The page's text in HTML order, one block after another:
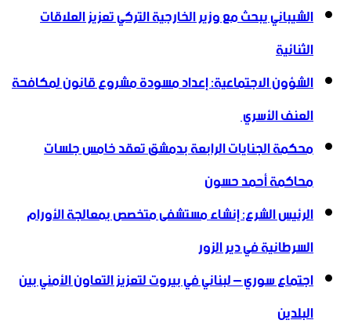
الشيباني يبحث مع وزير الخارجية التركي تعزيز العلاقات
الثنائية
الشؤون الاجتماعية: إعداد مسودة مشروع قانون لمكافحة
العنف الأسري ‏
محكمة الجنايات الرابعة بدمشق تعقد خامس جلسات
محاكمة أحمد حسون
الرئيس الشرع: إنشاء ‌‏مستشفى متخصص بمعالجة الأورام
السرطانية في دير الزور
اجتماع سوري – لبناني في بيروت لتعزيز التعاون ‏الأمني ‏بين
البلدين